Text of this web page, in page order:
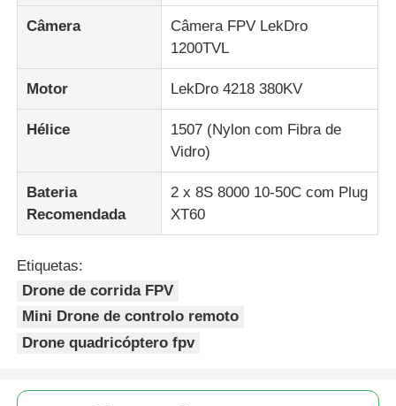
Câmera
Câmera FPV LekDro
1200TVL
Motor LekDro 4218 380KV
Hélice
1507 (Nylon com Fibra de
Vidro)
Bateria
Recomendada
2 x 8S 8000 10-50C com Plug
XT60
Etiquetas:
Drone de corrida FPV
Mini Drone de controlo remoto
Drone quadricóptero fpv